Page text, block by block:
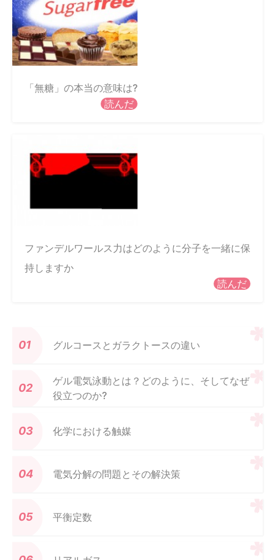
「無糖」の本当の意味は?
読んだ
ファンデルワールス力はどのように分子を一緒に保
持しますか
読んだ
グルコースとガラクトースの違い
ゲル電気泳動とは？どのように、そしてなぜ
役立つのか?
化学における触媒
電気分解の問題とその解決策
平衡定数